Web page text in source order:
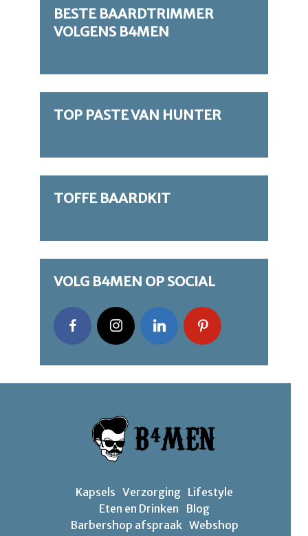
BESTE BAARDTRIMMER
VOLGENS B4MEN
TOP PASTE VAN HUNTER
TOFFE BAARDKIT
VOLG B4MEN OP SOCIAL
Kapsels Verzorging Lifestyle
Eten en Drinken
Blog
Barbershop afspraak Webshop